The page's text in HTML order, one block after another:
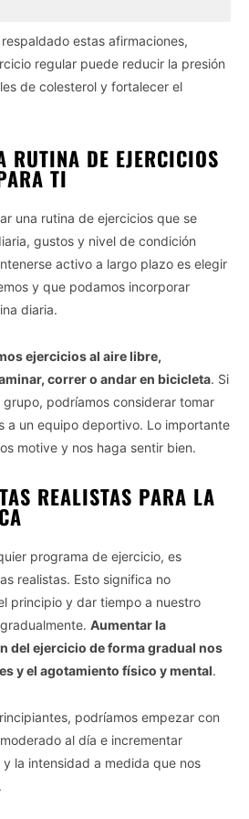
estas afirmaciones,
regular puede reducir la presión
de colesterol y fortalecer el
RUTINA DE EJERCICIOS
TI
una rutina de ejercicios que se
gustos y nivel de condición
activo a largo plazo es elegir
y que podamos incorporar
diaria.
ejercicios al aire libre,
correr o andar en bicicleta. Si
podríamos considerar tomar
a un equipo deportivo. Lo importante
motive y nos haga sentir bien.
REALISTAS PARA LA
programa de ejercicio, es
realistas. Esto significa no
principio y dar tiempo a nuestro
Aumentar la
del ejercicio de forma gradual nos
y el agotamiento físico y mental.
podríamos empezar con
al día e incrementar
la intensidad a medida que nos